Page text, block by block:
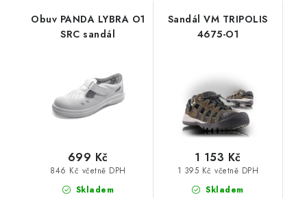
Obuv PANDA LYBRA O1
SRC sandál
Skladem
846 Kč včetně DPH
699 Kč
Sandál VM TRIPOLIS
4675-O1
Skladem
1 395 Kč včetně DPH
1 153 Kč